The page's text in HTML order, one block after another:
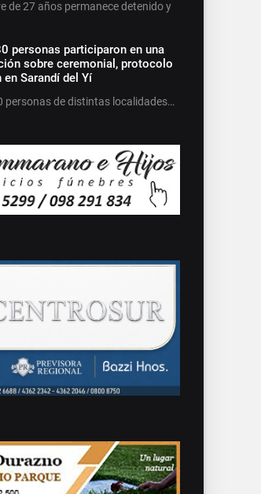
de 27 años permanece detenido y
personas participaron en una
sobre ceremonial, protocolo
Sarandí del Yí
personas de distintas localidades…